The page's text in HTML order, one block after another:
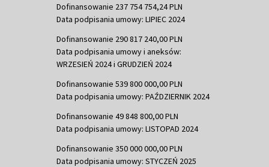
Dofinansowanie 237 754 754,24 PLN
Data podpisania umowy: LIPIEC 2024
Dofinansowanie 290 817 240,00 PLN
Data podpisania umowy i aneksów:
WRZESIEŃ 2024 i GRUDZIEŃ 2024
Dofinansowanie 539 800 000,00 PLN
Data podpisania umowy: PAŹDZIERNIK 2024
Dofinansowanie 49 848 800,00 PLN
Data podpisania umowy: LISTOPAD 2024
Dofinansowanie 350 000 000,00 PLN
Data podpisania umowy: STYCZEŃ 2025